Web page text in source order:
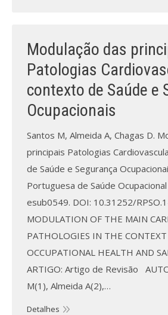
Modulação das
Patologias
contexto de Saúde e
Ocupacionais
Santos M, Almeida A, Chagas D.
principais Patologias
de Saúde e Segurança
Portuguesa de Saúde
esub0549. DOI: 10.31252/
MODULATION OF THE MAIN
PATHOLOGIES IN THE
OCCUPATIONAL HEALTH AND
ARTIGO: Artigo de Revisão
M(1), Almeida A(2),…
Detalhes